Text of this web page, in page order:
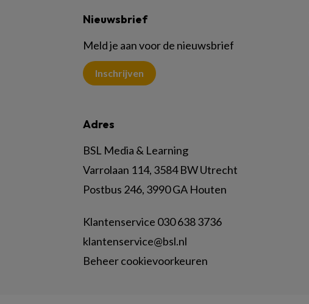
Nieuwsbrief
Meld je aan voor de nieuwsbrief
Inschrijven
Adres
BSL Media & Learning
Varrolaan 114, 3584 BW Utrecht
Postbus 246, 3990 GA Houten
Klantenservice 030 638 3736
klantenservice@bsl.nl
Beheer cookievoorkeuren